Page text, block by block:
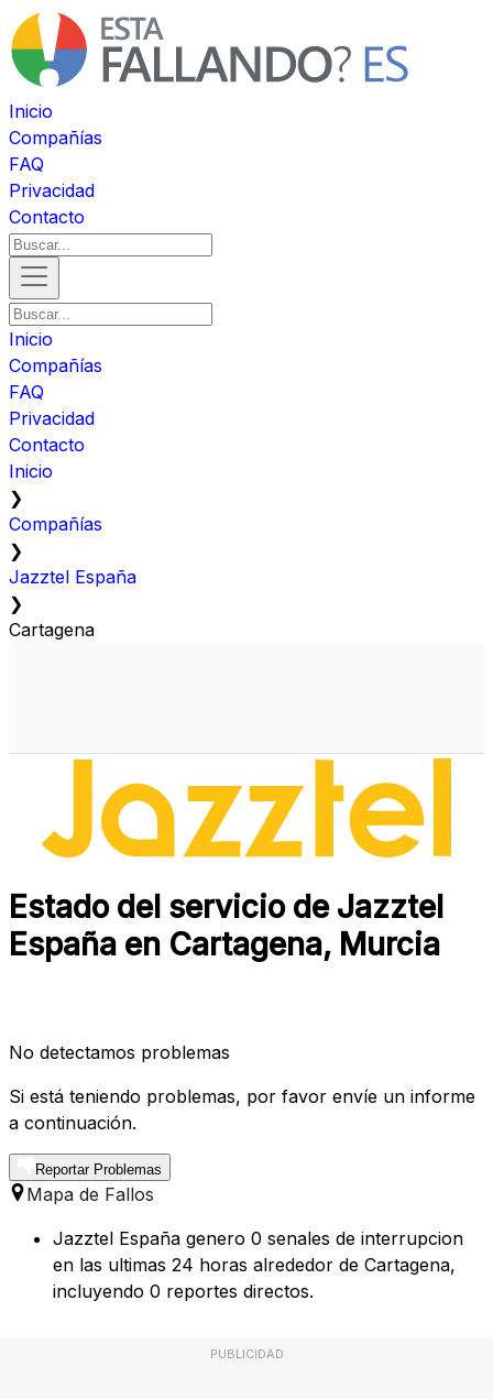
Inicio
Compañías
FAQ
Privacidad
Contacto
Inicio
Compañías
FAQ
Privacidad
Contacto
Inicio
❯
Compañías
❯
Jazztel España
❯
Cartagena
Estado del servicio de Jazztel
España en Cartagena, Murcia
No detectamos problemas
Si está teniendo problemas, por favor envíe un informe
a continuación.
Reportar Problemas
Mapa de Fallos
Jazztel España genero 0 senales de interrupcion
en las ultimas 24 horas alrededor de Cartagena,
incluyendo 0 reportes directos.
PUBLICIDAD